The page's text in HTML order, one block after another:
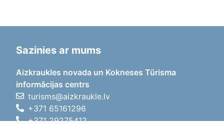
Sazinies ar mums
Aizkraukles novada un Kokneses Tūrisma
informācijas centrs
turisms@aizkraukle.lv
+371 65161296
+371 29275412